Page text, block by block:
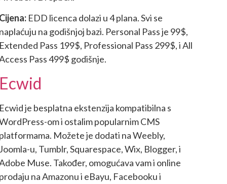
EDD licenca dolazi u 4 plana. Svi se
na godišnjoj bazi. Personal Pass je 99$,
Pass 199$, Professional Pass 299$, i All
Pass 499$ godišnje.
je besplatna ekstenzija kompatibilna s
om i ostalim popularnim CMS
Možete je dodati na Weebly,
u, Tumblr, Squarespace, Wix, Blogger, i
Muse. Također, omogućava vam i online
na Amazonu i eBayu, Facebooku i